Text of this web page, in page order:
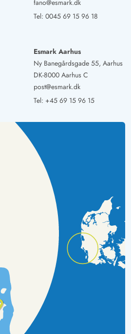
fano@esmark.dk
Tel: 0045 69 15 96 18
Esmark Aarhus
Ny Banegårdsgade 55, Aarhus
DK-8000 Aarhus C
post@esmark.dk
Tel: +45 69 15 96 15